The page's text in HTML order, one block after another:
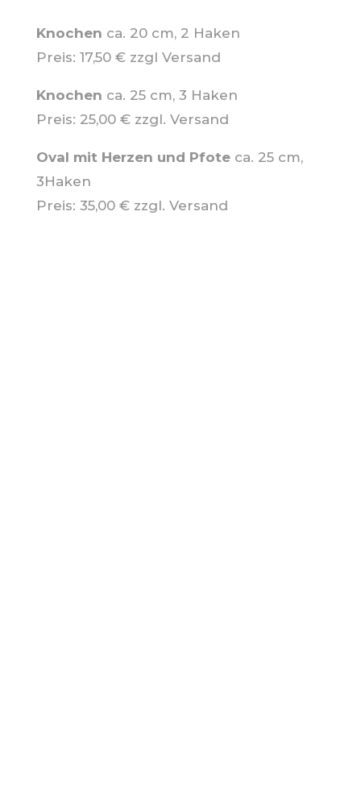
Knochen ca. 20 cm, 2 Haken
Preis: 17,50 € zzgl Versand
Knochen ca. 25 cm, 3 Haken
Preis: 25,00 € zzgl. Versand
Oval mit Herzen und Pfoteca. 25 cm,
3Haken
Preis: 35,00 € zzgl. Versand